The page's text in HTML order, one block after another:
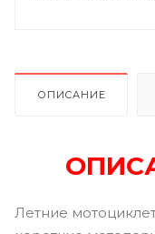
ОПИСАНИЕ
Летние